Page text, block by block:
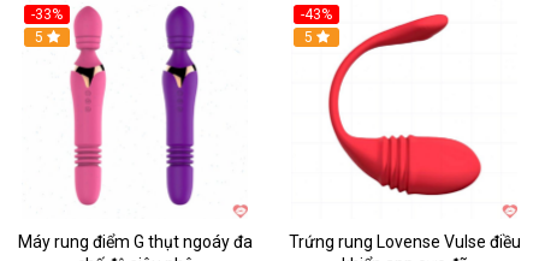
-33%
Hot
5
Máy rung điểm G thụt ngoáy đa
-43%
Hot
5
Trứng rung Lovense Vulse điều